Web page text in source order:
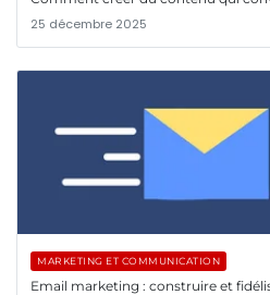
25 décembre 2025
MARKETING ET COMMUNICATION
Email marketing : construire et